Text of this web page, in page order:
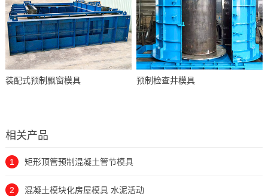
装配式预制飘窗模具 预制检查井模具
相关产品
1 矩形顶管预制混凝土管节模具
2 混凝土模块化房屋模具 水泥活动